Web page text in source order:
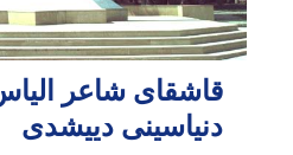
قاشقای شاعر
دنیاسینی دییشدی